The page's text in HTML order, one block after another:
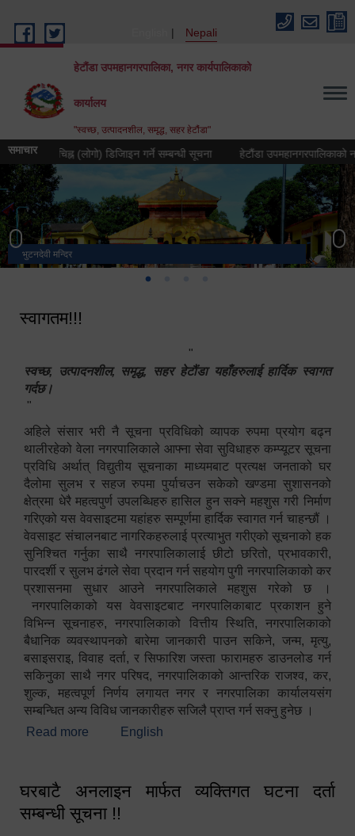
Nepali
हेटौंडा उपमहानगरपालिका, नगर कार्यपालिकाको
कार्यालय
"स्वच्छ, उत्पादनशील, समृद्ध, सहर हेटौंडा"
समाचार
चिह्न (लोगो) डिजिाइन गर्ने सम्बन्धी सूचना हेटौंडा उपमहानगरपालिकाको नगर
भुटनदेवी मन्दिर
स्मारक
हेटौंडा उपमहानगरपालिका नगर कार्यपालिकाको कार्यालय
मनकामना डाँडाबाट देखिएको दृश्य
स्वागतम!!!
"
स्वच्छ, उत्पादनशील, समृद्ध, सहर हेटौंडा यहाँहरुलाई हार्दिक स्वागत
गर्दछ।
"
अहिले संसार भरी नै सूचना प्रविधिको व्यापक रुपमा प्रयोग बढ्न
थालीरहेको वेला नगरपालिकाले आफ्ना सेवा सुविधाहरु कम्प्यूटर सूचना
प्रविधि अर्थात् विद्युतीय सूचनाका माध्यमबाट प्रत्यक्ष जनताको घर
दैलोमा सुलभ र सहज रुपमा पुर्याचउन सकेको खण्डमा सुशासनको
क्षेत्रमा धेरै महत्वपुर्ण उपलब्धिहरु हासिल हुन सक्ने महशुस गरी निर्माण
गरिएको यस वेवसाइटमा यहांहरु सम्पूर्णमा हार्दिक स्वागत गर्न चाहन्छौं ।
वेवसाइट संचालनबाट नागरिकहरुलाई प्रत्याभुत गरीएको सूचनाको हक
सुनिश्चित गर्नुका साथै नगरपालिकालाई छीटो छरितो, प्रभावकारी,
पारदर्शी र सुलभ ढंगले सेवा प्रदान गर्न सहयोग पुगी नगरपालिकाको कर
प्रशासनमा सुधार आउने नगरपालिकाले महशुस गरेको छ ।
नगरपालिकाको यस वेवसाइटबाट नगरपालिकाबाट प्रकाशन हुने
विभिन्न सूचनाहरु, नगरपालिकाको वित्तीय स्थिति, नगरपालिकाको
बैधानिक व्यवस्थापनको बारेमा जानकारी पाउन सकिने, जन्म, मृत्यु,
बसाइसराइ, विवाह दर्ता, र सिफारिश जस्ता फारामहरु डाउनलोड गर्न
सकिनुका साथै नगर परिषद, नगरपालिकाको आन्तरिक राजश्व, कर,
शुल्क, महत्वपूर्ण निर्णय लगायत नगर र नगरपालिका कार्यालयसंग
सम्बन्धित अन्य विविध जानकारीहरु सजिलै प्राप्त गर्न सक्नु हुनेछ ।
Read more about स्वागतम!!!
English
घरबाटै अनलाइन मार्फत व्यक्तिगत घटना दर्ता
सम्बन्धी सूचना !!